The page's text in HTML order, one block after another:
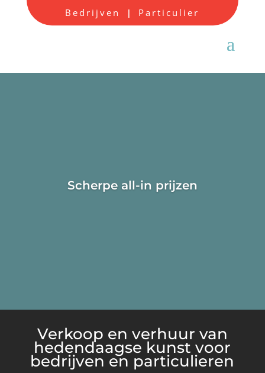
Bedrijven | Particulier
Scherpe all-in prijzen
Verkoop en verhuur van
hedendaagse kunst voor
bedrijven en particulieren